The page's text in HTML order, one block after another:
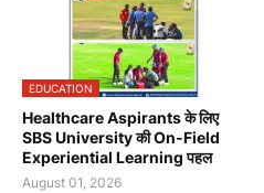
EDUCATION
Healthcare Aspirants के लिए
SBS University की On-Field
Experiential Learning पहल
August 01, 2026